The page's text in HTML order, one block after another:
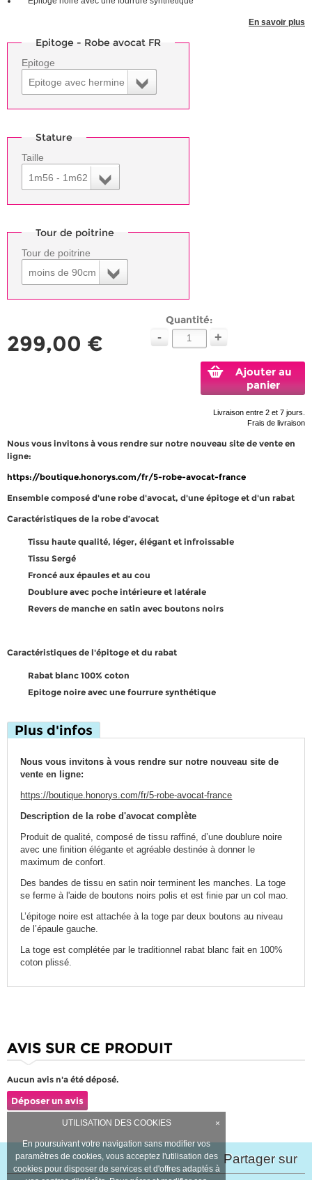
UTILISATION DES COOKIES ×
En poursuivant votre navigation sans modifier vos
paramètres de cookies, vous acceptez l'utilisation des
cookies pour disposer de services et d'offres adaptés à
En savoir plus
Epitoge - Robe avocat FR
Epitoge
Epitoge avec hermine
Stature
Taille
1m56 - 1m62
Tour de poitrine
Tour de poitrine
moins de 90cm
299,00 €
Quantité:
- +
Ajouter au
panier
Livraison entre 2 et 7 jours.
Frais de livraison
Nous vous invitons à vous rendre sur notre nouveau site de vente en
ligne:
https://boutique.honorys.com/fr/5-robe-avocat-france
Ensemble composé d'une robe d'avocat, d'une épitoge et d'un rabat
Caractéristiques de la robe d’avocat
Tissu haute qualité, léger, élégant et infroissable
Tissu Sergé
Froncé aux épaules et au cou
Doublure avec poche intérieure et latérale
Revers de manche en satin avec boutons noirs
Caractéristiques de l'épitoge et du rabat
Rabat blanc 100% coton
Epitoge noire avec une fourrure synthétique
Plus d'infos
Nous vous invitons à vous rendre sur notre nouveau site de
vente en ligne:
https://boutique.honorys.com/fr/5-robe-avocat-france
Description de la robe d'avocat complète
Produit de qualité, composé de tissu raffiné, d’une doublure noire
avec une finition élégante et agréable destinée à donner le
maximum de confort.
Des bandes de tissu en satin noir terminent les manches. La toge
se ferme à l'aide de boutons noirs polis et est finie par un col mao.
L’épitoge noire est attachée à la toge par deux boutons au niveau
de l’épaule gauche.
La toge est complétée par le traditionnel rabat blanc fait en 100%
coton plissé.
AVIS SUR CE PRODUIT
Aucun avis n'a été déposé.
Déposer un avis
Partager sur